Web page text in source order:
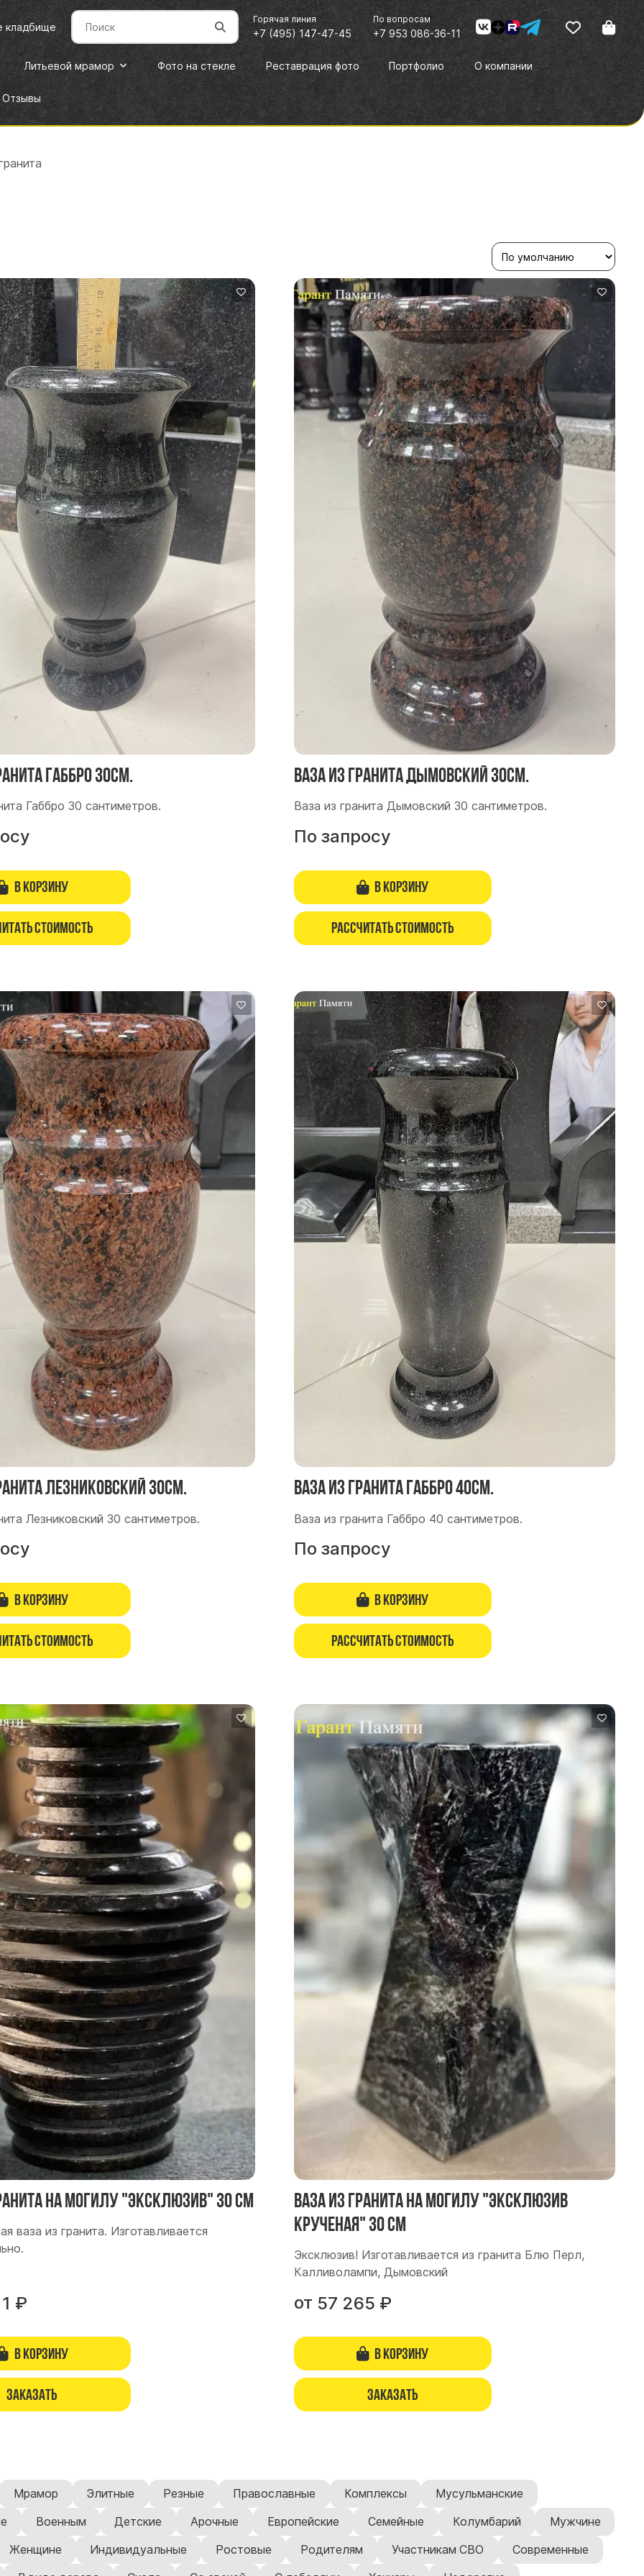
кладбище
Горячая линия
+7 (495) 147-47-45
По вопросам
+7 953 086-36-11
Литьевой мрамор Фото на стекле Реставрация фото Портфолио О компании
Отзывы
Габбро 30см.
Габбро 30 сантиметров.
В корзину
стоимость
Ваза из гранита Дымовский 30см.
Ваза из гранита Дымовский 30 сантиметров.
По запросу
В корзину
Рассчитать стоимость
Лезниковский 30см.
Лезниковский 30 сантиметров.
В корзину
стоимость
Ваза из гранита Габбро 40см.
Ваза из гранита Габбро 40 сантиметров.
По запросу
В корзину
Рассчитать стоимость
на могилу "Эксклюзив" 30 см
ваза из гранита. Изготавливается
₽
В корзину
Заказать
Ваза из гранита на могилу "Эксклюзив
Крученая" 30 см
Эксклюзив! Изготавливается из гранита Блю Перл,
Калливолампи, Дымовский
от 57 265 ₽
В корзину
Заказать
Мрамор Элитные Резные Православные Комплексы Мусульманские
Военным Детские Арочные Европейские Семейные Колумбарий Мужчине
Женщине Индивидуальные Ростовые Родителям Участникам СВО Современные